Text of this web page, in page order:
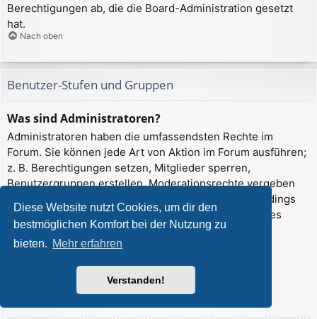
Diese Website nutzt Cookies, um dir den
bestmöglichen Komfort bei der Nutzung zu
bieten. Mehr erfahren
Verstanden!
Berechtigungen ab, die die Board-Administration gesetzt
hat.
Nach oben
Benutzer-Stufen und Gruppen
Was sind Administratoren?
Administratoren haben die umfassendsten Rechte im
Forum. Sie können jede Art von Aktion im Forum ausführen;
z. B. Berechtigungen setzen, Mitglieder sperren,
Benutzergruppen erstellen, Moderationsrechte vergeben
usw. Die Rechte, die ein Administrator hat, sind allerdings
davon abhängig, welche Rechte ihnen ein Gründer des
Forums oder ein anderer Administrator erteilt hat.
Administratoren können auch volle
entsprechende Recht erteilt wurde.